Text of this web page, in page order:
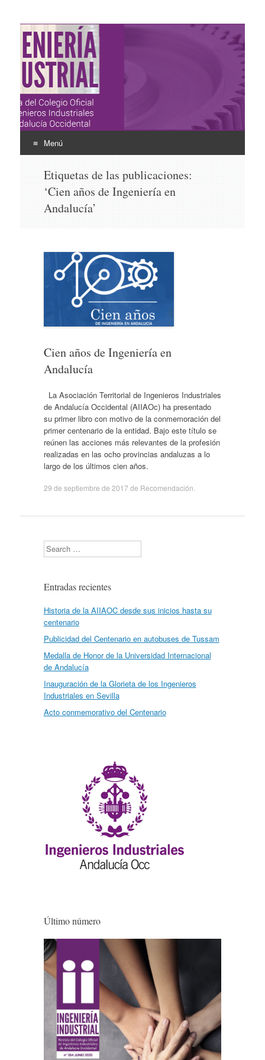
Ingeniería Industrial
Revista del Colegio Oficial de Ingenieros Industriales de
Andalucía Occidental
Menú
contenido
Etiquetas de las publicaciones:
‘Cien años de Ingeniería en
Andalucía’
Cien años de Ingeniería en
Andalucía
La Asociación Territorial de Ingenieros Industriales
de Andalucía Occidental (AIIAOc) ha presentado
su primer libro con motivo de la conmemoración del
primer centenario de la entidad. Bajo este título se
reúnen las acciones más relevantes de la profesión
realizadas en las ocho provincias andaluzas a lo
largo de los últimos cien años.
29 de septiembre de 2017 de Recomendación
Search
Entradas recientes
Historia de la AIIAOC desde sus inicios hasta su
centenario
Publicidad del Centenario en autobuses de Tussam
Medalla de Honor de la Universidad Internacional
de Andalucía
Inauguración de la Glorieta de los Ingenieros
Industriales en Sevilla
Acto conmemorativo del Centenario
Último número